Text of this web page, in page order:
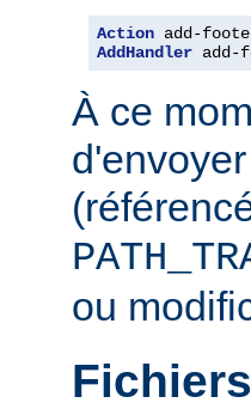
Action add-
AddHandler add-
À ce
ou